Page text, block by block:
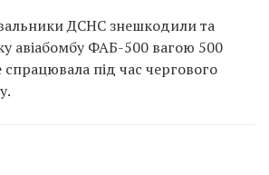
ДСНС знешкодили та
авіабомбу ФАБ-500 вагою 500
спрацювала під час чергового